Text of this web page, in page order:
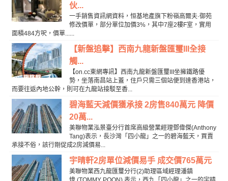
伙...
一手銷售資訊網資料，恒基地產旗下粉嶺高爾夫·御苑
修改價單，部分單位加價3%，其中7座2樓F室，實用
面積484方呎，價單......
【新盤追擊】西南九龍新盤匯璽III全接
觸...
【on.cc東網專訊】西南九龍新盤匯璽III坐擁鐵路優
勢，坐落南昌站上蓋，住戶只需三個站便到達香港站，
而要往返內地公幹，則可在九龍站接駁至香...
碧海藍天減價獲承接 2房售840萬元 降價
20萬...
美聯物業泓景臺分行首席高級營業經理鄧偉傑(Anthony
Tang)表示，長沙灣「四小龍」之一的碧海藍天，買賣
承接不俗，該行剛促成2房減價易...
宇晴軒2房單位減價易手 成交價765萬元
美聯物業西九龍匯璽分行(2)助理區域經理潘鎮